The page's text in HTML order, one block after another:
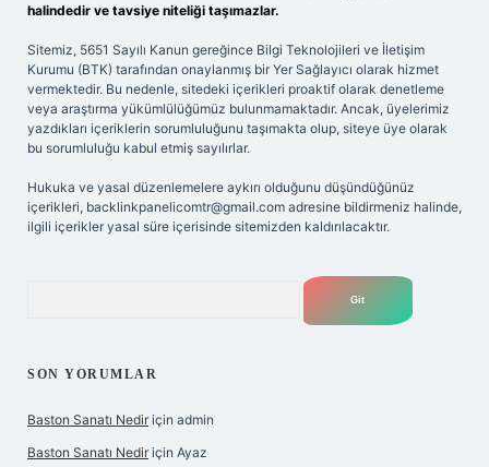
halindedir ve tavsiye niteliği taşımazlar.
Sitemiz, 5651 Sayılı Kanun gereğince Bilgi Teknolojileri ve İletişim
Kurumu (BTK) tarafından onaylanmış bir Yer Sağlayıcı olarak hizmet
vermektedir. Bu nedenle, sitedeki içerikleri proaktif olarak denetleme
veya araştırma yükümlülüğümüz bulunmamaktadır. Ancak, üyelerimiz
yazdıkları içeriklerin sorumluluğunu taşımakta olup, siteye üye olarak
bu sorumluluğu kabul etmiş sayılırlar.
Hukuka ve yasal düzenlemelere aykırı olduğunu düşündüğünüz
içerikleri, backlinkpanelicomtr@gmail.com adresine bildirmeniz halinde,
ilgili içerikler yasal süre içerisinde sitemizden kaldırılacaktır.
SON YORUMLAR
Baston Sanatı Nedir için admin
Baston Sanatı Nedir için Ayaz